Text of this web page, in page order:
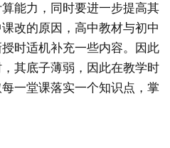
能力，同时要进一步提高其
改的原因，高中教材与初中
时适机补充一些内容。因此
其底子薄弱，因此在教学时
一堂课落实一个知识点，掌